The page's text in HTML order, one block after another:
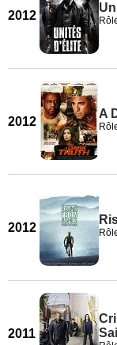
2012
2012
A
2012
2011